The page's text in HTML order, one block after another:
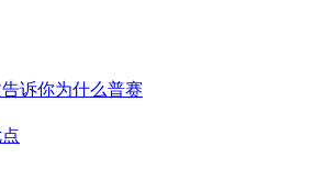
诉你为什么普赛